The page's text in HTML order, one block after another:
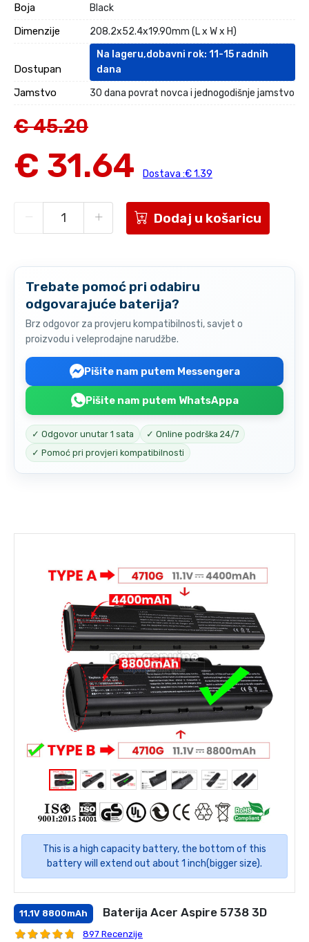
Boja Black
Dimenzije 208.2x52.4x19.90mm (L x W x H)
Dostupan
Na lageru,dobavni rok: 11-15 radnih
dana
Jamstvo 30 dana povrat novca i jednogodišnje jamstvo
€ 45.20
€ 31.64 Dostava :€ 1.39
Dodaj u košaricu
Trebate pomoć pri odabiru
odgovarajuće baterija?
Brz odgovor za provjeru kompatibilnosti, savjet o
proizvodu i veleprodajne narudžbe.
Pišite nam putem Messengera
Pišite nam putem WhatsAppa
✓ Odgovor unutar 1 sata
✓ Online podrška 24/7
✓ Pomoć pri provjeri kompatibilnosti
This is a high capacity battery, the bottom of this
battery will extend out about 1 inch(bigger size).
11.1V 8800mAh Baterija Acer Aspire 5738 3D
897 Recenzije